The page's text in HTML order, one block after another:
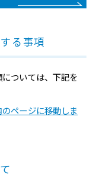
る事項
ついては、下記を
ページに移動しま